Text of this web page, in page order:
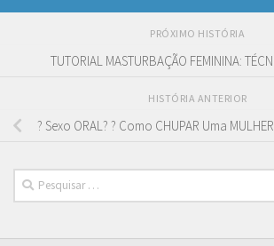
PRÓXIMO HISTÓRIA
TUTORIAL MASTURBAÇÃO FEMININA:
HISTÓRIA ANTERIOR
? Sexo ORAL? ? Como CHUPAR Uma
Pesquisar
por: